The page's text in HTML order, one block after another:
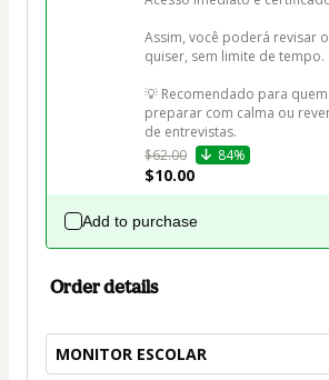
Assim, você poderá revisar
quiser, sem limite de tempo.
💡 Recomendado para
preparar com calma ou
de entrevistas.
$62.00
84%
$10.00
Add to purchase
Order details
MONITOR ESCOLAR